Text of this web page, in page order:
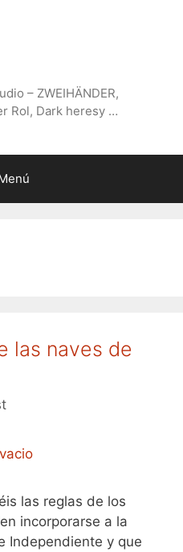
– ZWEIHÄNDER,
Rol, Dark heresy …
las naves de
las reglas de los
incorporarse a la
Independiente y que